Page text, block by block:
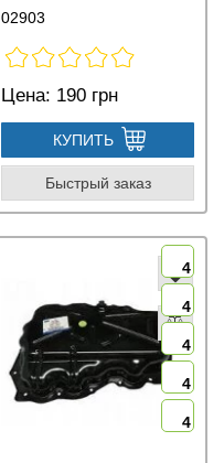
02903
Цена: 190 грн
КУПИТЬ
Быстрый заказ
4
4
4
4
4